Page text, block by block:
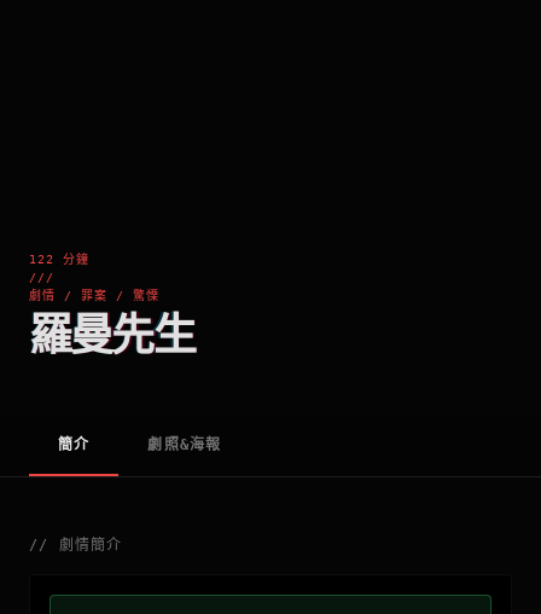
122 分鐘
///
劇情 / 罪案 / 驚慄
羅曼先生
簡介 劇照&海報
// 劇情簡介